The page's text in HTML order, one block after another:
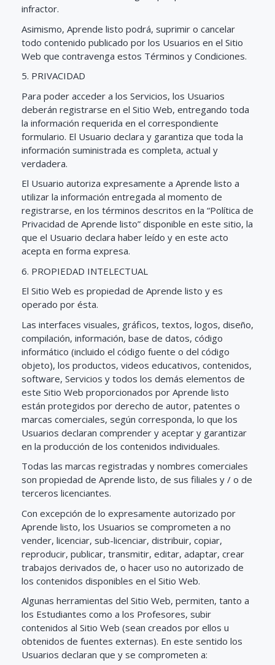
infractor.
Asimismo, Aprende listo podrá, suprimir o cancelar
todo contenido publicado por los Usuarios en el Sitio
Web que contravenga estos Términos y Condiciones.
5. PRIVACIDAD
Para poder acceder a los Servicios, los Usuarios
deberán registrarse en el Sitio Web, entregando toda
la información requerida en el correspondiente
formulario. El Usuario declara y garantiza que toda la
información suministrada es completa, actual y
verdadera.
El Usuario autoriza expresamente a Aprende listo a
utilizar la información entregada al momento de
registrarse, en los términos descritos en la “Política de
Privacidad de Aprende listo” disponible en este sitio, la
que el Usuario declara haber leído y en este acto
acepta en forma expresa.
6. PROPIEDAD INTELECTUAL
El Sitio Web es propiedad de Aprende listo y es
operado por ésta.
Las interfaces visuales, gráficos, textos, logos, diseño,
compilación, información, base de datos, código
informático (incluido el código fuente o del código
objeto), los productos, videos educativos, contenidos,
software, Servicios y todos los demás elementos de
este Sitio Web proporcionados por Aprende listo
están protegidos por derecho de autor, patentes o
marcas comerciales, según corresponda, lo que los
Usuarios declaran comprender y aceptar y garantizar
en la producción de los contenidos individuales.
Todas las marcas registradas y nombres comerciales
son propiedad de Aprende listo, de sus filiales y / o de
terceros licenciantes.
Con excepción de lo expresamente autorizado por
Aprende listo, los Usuarios se comprometen a no
vender, licenciar, sub-licenciar, distribuir, copiar,
reproducir, publicar, transmitir, editar, adaptar, crear
trabajos derivados de, o hacer uso no autorizado de
los contenidos disponibles en el Sitio Web.
Algunas herramientas del Sitio Web, permiten, tanto a
los Estudiantes como a los Profesores, subir
contenidos al Sitio Web (sean creados por ellos u
obtenidos de fuentes externas). En este sentido los
Usuarios declaran que y se comprometen a: